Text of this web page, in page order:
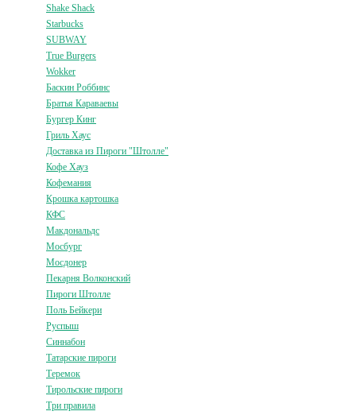
Shake Shack
Starbucks
SUBWAY
True Burgers
Wokker
Баскин Роббинс
Братья Караваевы
Бургер Кинг
Гриль Хаус
Доставка из Пироги "Штолле"
Кофе Хауз
Кофемания
Крошка картошка
КФС
Макдональдс
Мосбург
Мосдонер
Пекарня Волконский
Пироги Штолле
Поль Бейкери
Руспыш
Синнабон
Татарские пироги
Теремок
Тирольские пироги
Три правила